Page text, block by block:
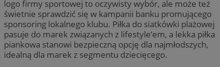
logo firmy sportowej to oczywisty wybór, ale może też
świetnie sprawdzić się w kampanii banku promującego
sponsoring lokalnego klubu. Piłka do siatkówki plażowej
pasuje do marek związanych z lifestyle’em, a lekka piłka
piankowa stanowi bezpieczną opcję dla najmłodszych,
idealną dla marek z segmentu dziecięcego.